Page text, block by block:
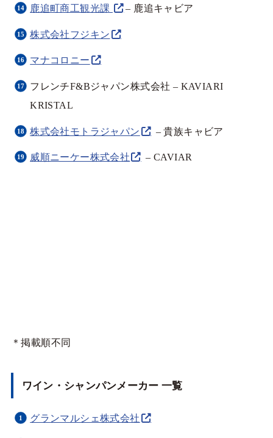
鹿追町商工観光課 – 鹿追キャビア
株式会社フジキン
マナコロニー
フレンチF&Bジャパン株式会社 – KAVIARI
KRISTAL
株式会社モトラジャパン – 貴族キャビア
威順ニーケー株式会社 – CAVIAR
＊掲載順不同
ワイン・シャンパンメーカー 一覧
グランマルシェ株式会社